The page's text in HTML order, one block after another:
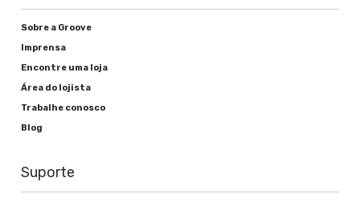
Sobre a Groove
Imprensa
Encontre uma loja
Área do lojista
Trabalhe conosco
Blog
Suporte